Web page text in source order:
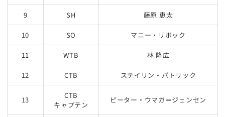
9 SH 藤原 恵太
10 SO マニー・リボック
11 WTB 林 隆広
12 CTB ステイリン・パトリック
13
CTB
キャプテン
ピーター・ウマガ＝ジェンセン